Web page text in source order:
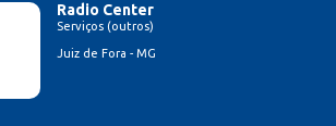
Radio Center
Serviços (outros)
Juiz de Fora - MG